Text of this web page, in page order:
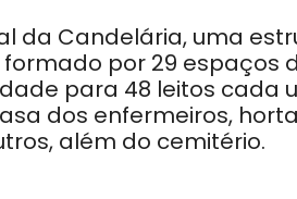
da Candelária, uma
por 29 espaços
para 48 leitos cada
dos enfermeiros,
além do cemitério.